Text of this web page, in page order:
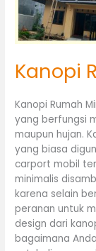
Kanopi
Kanopi Rumah
yang berfungsi
maupun hujan.
yang biasa
carport mobil
minimalis
karena selain
peranan untuk
design dari
bagaimana